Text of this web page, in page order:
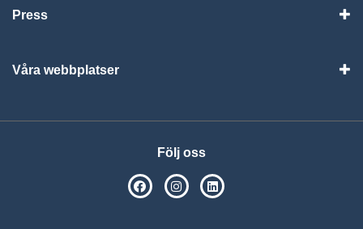
Press
Våra webbplatser
Följ oss
SPSM på Facebook
SPSM på Instagram